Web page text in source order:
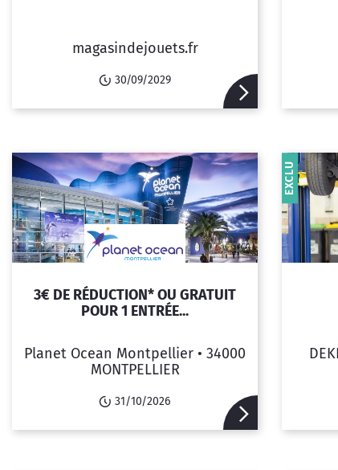
magasindejouets.fr
30/09/2029
3€ DE RÉDUCTION* OU GRATUIT
POUR 1 ENTRÉE...
Planet Ocean Montpellier • 34000
MONTPELLIER
31/10/2026
EXCLU